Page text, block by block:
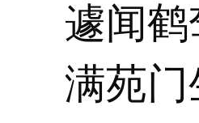
遽闻
满苑